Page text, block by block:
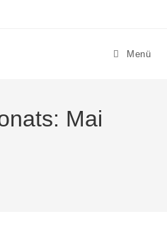
Menü
Mai